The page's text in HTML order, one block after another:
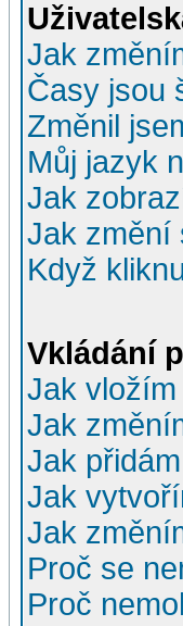
Jak
Časy jsou
Změnil
Můj jazyk
Jak
Jak změní
Když
Vkládání
Jak
Jak
Jak
Jak
Jak
Proč se
Proč